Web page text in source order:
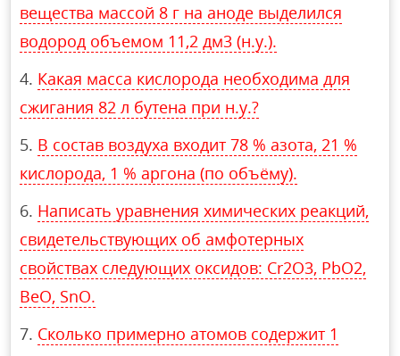
вещества массой 8 г на аноде выделился
водород объемом 11,2 дм3 (н.у.).
Какая масса кислорода необходима для
сжигания 82 л бутена при н.у.?
В состав воздуха входит 78 % азота, 21 %
кислорода, 1 % аргона (по объёму).
Написать уравнения химических реакций,
свидетельствующих об амфотерных
свойствах следующих оксидов: Cr2O3, PbO2,
BeO, SnO.
Сколько примерно атомов содержит 1